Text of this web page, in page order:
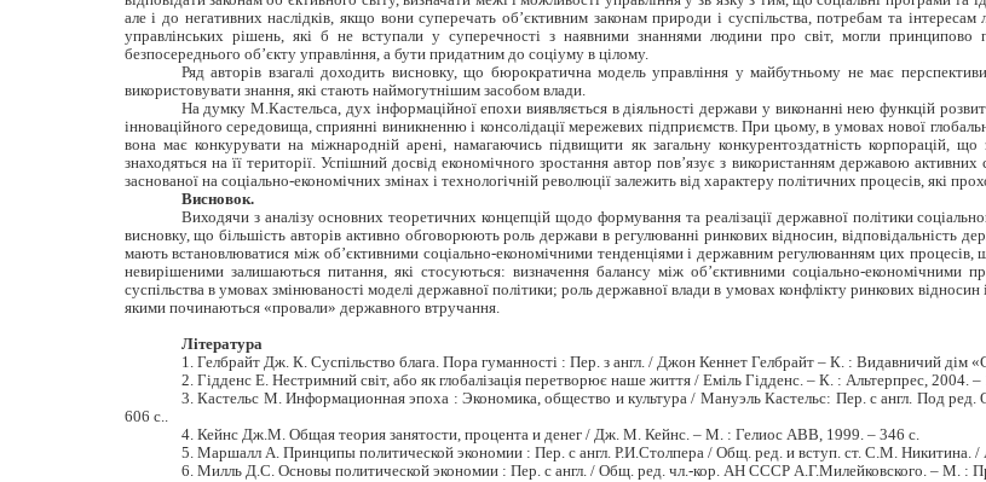
але і до негативних наслідків, якщо вони суперечать об’єктивним законам природи і суспільства, потребам та
управлінських рішень, які б не вступали у суперечності з наявними знаннями людини про світ, могли принципово
безпосереднього об’єкту управління, а бути придатним до соціуму в цілому.
Ряд авторів взагалі доходить висновку, що бюрократична модель управління у майбутньому не має
використовувати знання, які стають наймогутнішим засобом влади.
На думку М.Кастельса, дух інформаційної епохи виявляється в діяльності держави у виконанні нею функцій
інноваційного середовища, сприянні виникненню і консолідації мережевих підприємств. При цьому, в умовах нової
вона має конкурувати на міжнародній арені, намагаючись підвищити як загальну конкурентоздатність корпорацій,
знаходяться на її території. Успішний досвід економічного зростання автор пов’язує з використанням державою
заснованої на соціально-економічних змінах і технологічній революції залежить від характеру політичних процесів, які
Висновок.
Виходячи з аналізу основних теоретичних концепцій щодо формування та реалізації державної політики
висновку, що більшість авторів активно обговорюють роль держави в регулюванні ринкових відносин, відповідальність
мають встановлюватися між об’єктивними соціально-економічними тенденціями і державним регулюванням цих процесів,
невирішеними залишаються питання, які стосуються: визначення балансу між об’єктивними соціально-економічними
суспільства в умовах змінюваності моделі державної політики; роль державної влади в умовах конфлікту ринкових
якими починаються «провали» державного втручання.
Література
1. Гелбрайт Дж. К. Суспільство блага. Пора гуманності : Пер. з англ. / Джон Кеннет Гелбрайт – К. : Видавничий дім
2. Гідденс Е. Нестримний світ, або як глобалізація перетворює наше життя / Еміль Гідденс. – К. : Альтерпрес, 2004. –
3. Кастельс М. Информационная эпоха : Экономика, общество и культура / Мануэль Кастельс: Пер. с англ. Под
606 с..
4. Кейнс Дж.М. Общая теория занятости, процента и денег / Дж. М. Кейнс. – М. : Гелиос АВВ, 1999. – 346 с.
5. Маршалл А. Принципы политической экономии : Пер. с англ. Р.И.Столпера / Общ. ред. и вступ. ст. С.М.
6. Милль Д.С. Основы политической экономии : Пер. с англ. / Общ. ред. чл.-кор. АН СССР А.Г.Милейковского. – М. :